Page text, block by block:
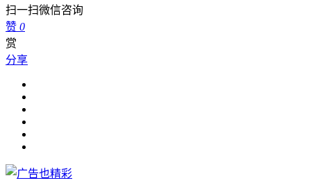
扫一扫微信咨询
赞 0
赏
分享